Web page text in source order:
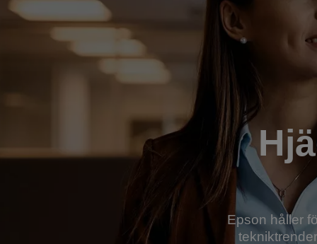
Epson håller